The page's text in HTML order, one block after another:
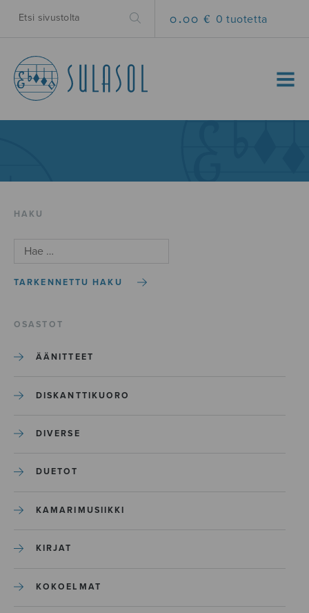
0.00 € 0 tuotetta
MENU
HAKU
TARKENNETTU HAKU
OSASTOT
ÄÄNITTEET
DISKANTTIKUORO
DIVERSE
DUETOT
KAMARIMUSIIKKI
KIRJAT
KOKOELMAT